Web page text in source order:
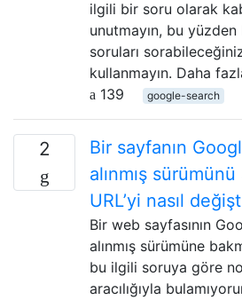
ilgili bir soru olarak
unutmayın, bu
soruları
kullanmayın. Daha
139
google-search
2
Bir sayfanın
alınmış
URL’yi nasıl
Bir web sayfasının
alınmış sürümüne
bu ilgili soruya göre
aracılığıyla